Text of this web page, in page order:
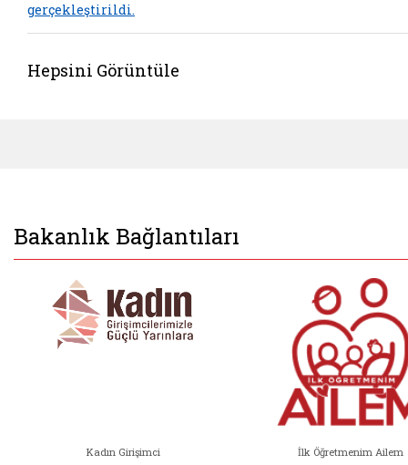
gerçekleştirildi.
Hepsini Görüntüle
Bakanlık Bağlantıları
Kadın Girişimci İlk Öğretmenim Ailem